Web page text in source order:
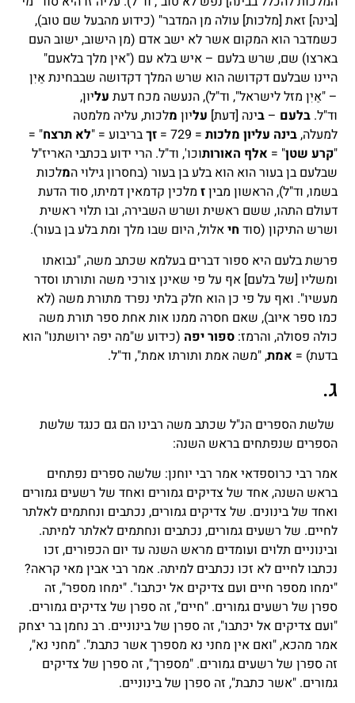
[בינה] זאת [מלכות] עולה מן המדבר" (כידוע מהבעל שם טוב),
כשמדבר הוא המקום אשר לא ישב אדם (מן הישוב, ישוב העם
בארצו) שם, שרש בלעם – איש בלא עם ("אין מלך בלאעם"
היינו שבלעם דקדושה הוא שרש המלך דקדושה שבבחינת אַיִן
– "אַיִן מזל לישראל", וד"ל), הנעשה מכח דעת עליון,
וד"ל.בלעם –בינה [דעת] עליון מלכות, עליה מלמטה
למעלה,בינה עליון מלכות = 729 = זךבריבוע = "לא תרצח" =
"קרע שטן" = אלף האורותוכו', וד"ל. הרי ידוע בכתבי האריז"ל
שבלעם בן בעור הוא הוא בלע בן בעור (בחסרון גילוי המלכות
בשמו, וד"ל), הראשון מביןז מלכין קדמאין דמיתו, סוד הדעת
דעולם התהו, ששם ראשית ושרש השבירה, ובו תלוי ראשית
ושרש התיקון (סוד חיאלול, היום שבו מלך ומת בלע בן בעור).
פרשת בלעם היא ספור דברים בעלמא שכתב משה, "נבואתו
ומשליו [של בלעם] אף על פי שאינן צורכי משה ותורתו וסדר
מעשיו". ואף על פי כן הוא חלק בלתי נפרד מתורת משה (לא
כמו ספר איוב), שאם חסרה ממנו אות אחת ספר תורת משה
כולה פסולה, והרמז:ספור יפה (כידוע ש"מה יפה ירושתנו" הוא
בדעת) = אמת, "משה אמת ותורתו אמת", וד"ל.
ג.
שלשת הספרים הנ"ל שכתב משה רבינו הם גם כנגד שלשת
הספרים שנפתחים בראש השנה:
אמר רבי כרוספדאי אמר רבי יוחנן: שלשה ספרים נפתחים
בראש השנה, אחד של צדיקים גמורים ואחד של רשעים גמורים
ואחד של בינונים. של צדיקים גמורים, נכתבים ונחתמים לאלתר
לחיים. של רשעים גמורים, נכתבים ונחתמים לאלתר למיתה.
ובינוניים תלוים ועומדים מראש השנה עד יום הכפורים, זכו
נכתבו לחיים לא זכו נכתבים למיתה. אמר רבי אבין מאי קראה?
"ימחו מספר חיים ועם צדיקים אל יכתבו". "ימחו מספר", זה
ספרן של רשעים גמורים. "חיים", זה ספרן של צדיקים גמורים.
"ועם צדיקים אל יכתבו", זה ספרן של בינוניים. רב נחמן בר יצחק
אמר מהכא, "ואם אין מחני נא מספרך אשר כתבת". "מחני נא",
זה ספרן של רשעים גמורים. "מספרך", זה ספרן של צדיקים
גמורים. "אשר כתבת", זה ספרן של בינוניים.